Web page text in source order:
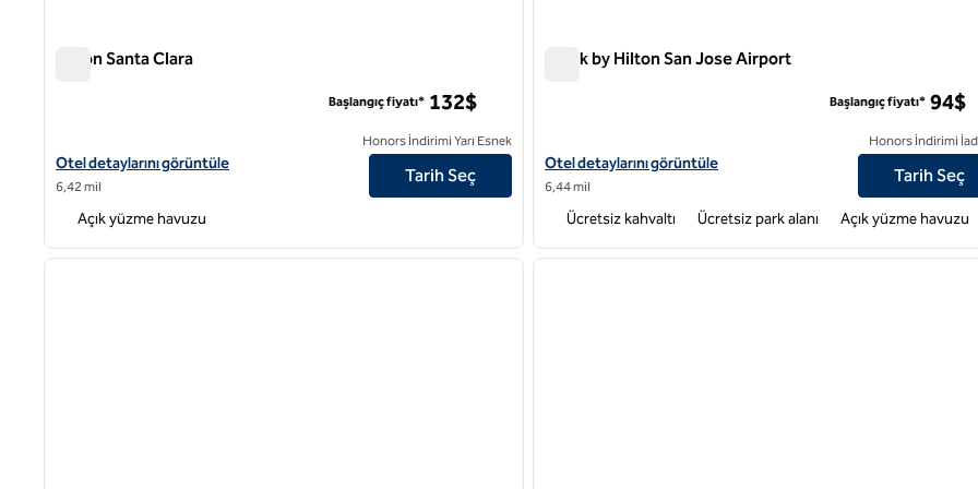
Hilton Santa Clara
Hilton Santa Clara için otel detaylarını görüntüleyin
Otel detaylarını görüntüle
6,42 mil
Başlangıç fiyatı* 132$
Honors İndirimi Yarı Esnek
Tarih Seç
Açık yüzme havuzu
Spark by Hilton San Jose Airport
Spark by Hilton San Jose Spark için otel bilgilerini görüntüleyin
Otel detaylarını görüntüle
6,44 mil
Başlangıç fiyatı* 94$
Honors İndirimi
Tarih Seç
Ücretsiz kahvaltı Ücretsiz park alanı Açık yüzme havuzu
1 / 12
sonraki görsel
1 / 12